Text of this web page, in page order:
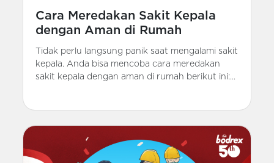
Cara Meredakan Sakit Kepala
dengan Aman di Rumah
Tidak perlu langsung panik saat mengalami sakit
kepala. Anda bisa mencoba cara meredakan
sakit kepala dengan aman di rumah berikut ini:...